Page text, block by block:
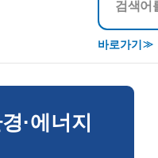
바로가기
뉴스/정보공개
·에너지